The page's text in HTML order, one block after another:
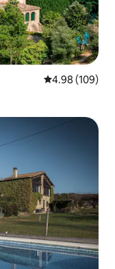
レビュー109
4.98 (109)